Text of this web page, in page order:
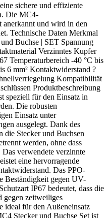
sichere und effiziente
Die MC4-
und wird in den
Technische Daten Merkmal
Buchse | SET Spannung
Verzinntes Kupfer
Temperaturbereich -40 °C bis
6 mm² Kontaktwiderstand ?
Kompatibilität
Produktbeschreibung
speziell für den Einsatz in
Die robusten
Einsatz unter
ausgelegt. Dank des
die Stecker und Buchsen
werden, ohne dass
verwendete verzinnte
eine hervorragende
Das PPO-
Beständigkeit gegen UV-
IP67 bedeutet, dass die
gegen zeitweiliges
ideal für den Außeneinsatz
Stecker und Buchse Set ist